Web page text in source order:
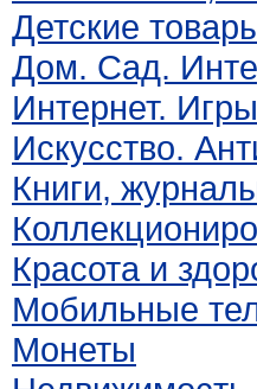
Детские
Дом. Сад.
Интернет.
Искусство.
Книги,
Красота и
Мобильные
Монеты